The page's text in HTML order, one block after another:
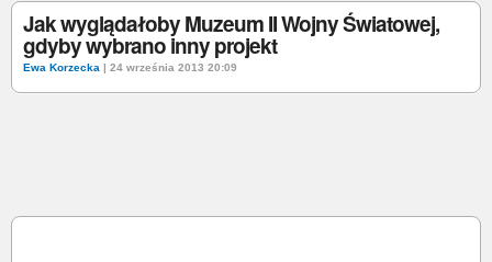
Jak wyglądałoby Muzeum II Wojny Światowej,
gdyby wybrano inny projekt
Ewa Korzecka | 24 września 2013 20:09